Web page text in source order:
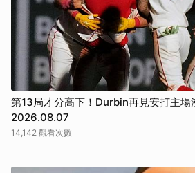
第13局才分高下！Durbin再見安打主場
2026.08.07
14,142 觀看次數